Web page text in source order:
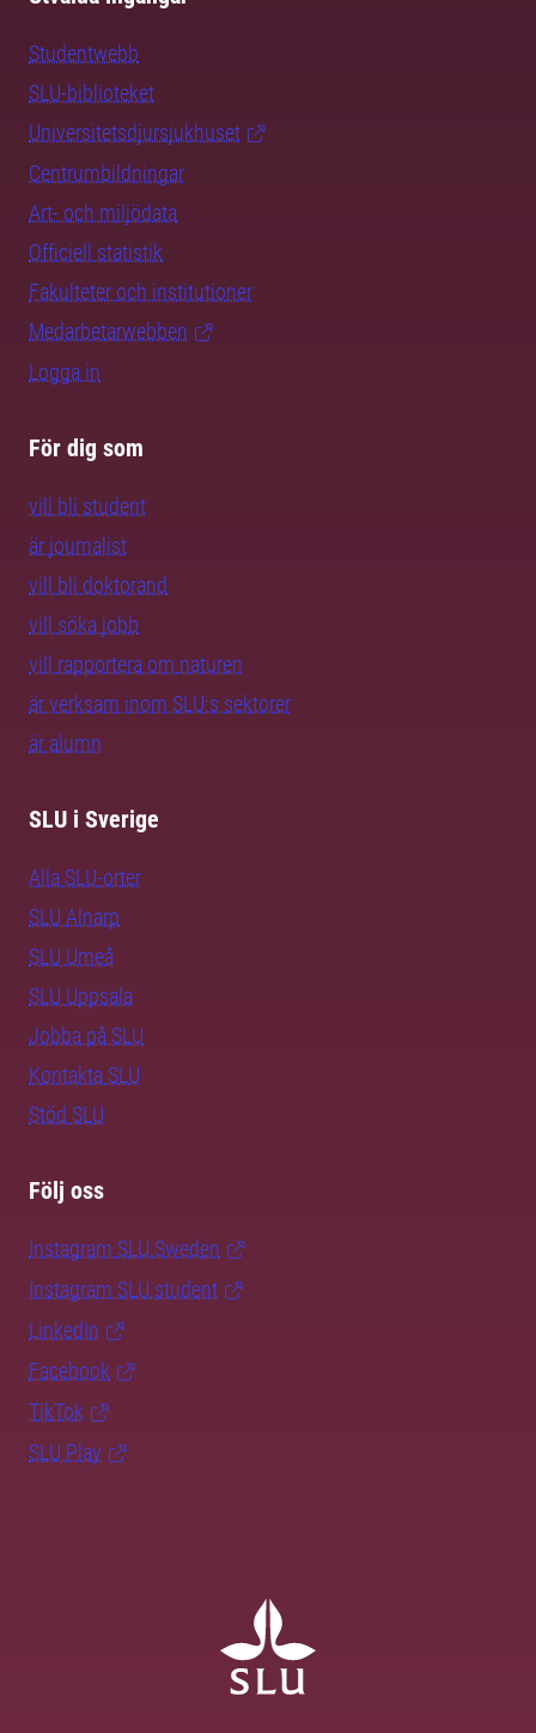
Studentwebb
SLU-biblioteket
Universitetsdjursjukhuset
Centrumbildningar
Art- och miljödata
Officiell statistik
Fakulteter och institutioner
Medarbetarwebben
Logga in
För dig som
vill bli student
är journalist
vill bli doktorand
vill söka jobb
vill rapportera om naturen
är verksam inom SLU:s sektorer
är alumn
SLU i Sverige
Alla SLU-orter
SLU Alnarp
SLU Umeå
SLU Uppsala
Jobba på SLU
Kontakta SLU
Stöd SLU
Följ oss
Instagram SLU.Sweden
Instagram SLU.student
LinkedIn
Facebook
TikTok
SLU Play